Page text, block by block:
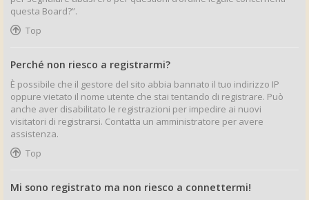
questa Board?”.
Top
Perché non riesco a registrarmi?
È possibile che il gestore del sito abbia bannato il tuo indirizzo IP
oppure vietato il nome utente che stai tentando di registrare. Può
anche aver disabilitato le registrazioni per impedire ai nuovi
visitatori di registrarsi. Contatta un amministratore per avere
assistenza.
Top
Mi sono registrato ma non riesco a connettermi!